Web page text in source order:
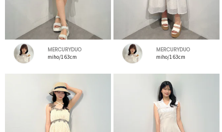
MERCURYDUO
miho/163cm
MERCURYDUO
miho/163cm